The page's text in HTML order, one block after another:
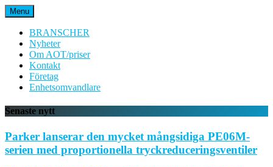
Hoppa
till
innehåll
Menu
BRANSCHER
Nyheter
Om AOT/priser
Kontakt
Företag
Enhetsomvandlare
Senaste nytt
Parker lanserar den mycket mångsidiga PE06M-
serien med proportionella tryckreduceringsventiler